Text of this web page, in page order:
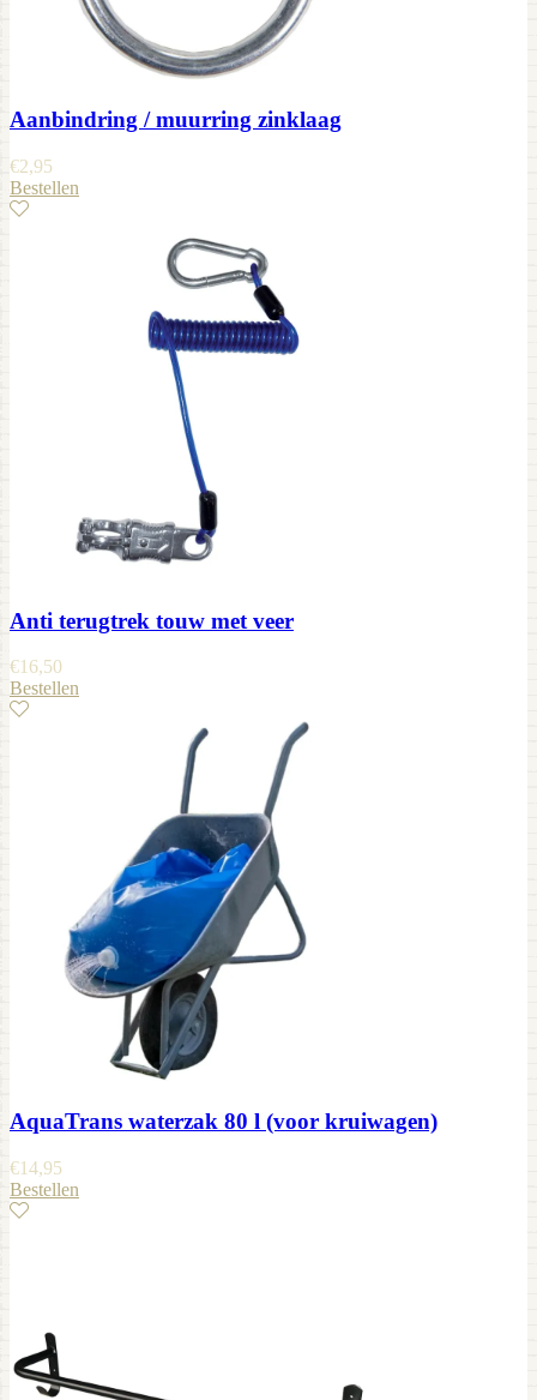
Aanbindring / muurring zinklaag
€2,95
Bestellen
Anti terugtrek touw met veer
€16,50
Bestellen
AquaTrans waterzak 80 l (voor kruiwagen)
€14,95
Bestellen